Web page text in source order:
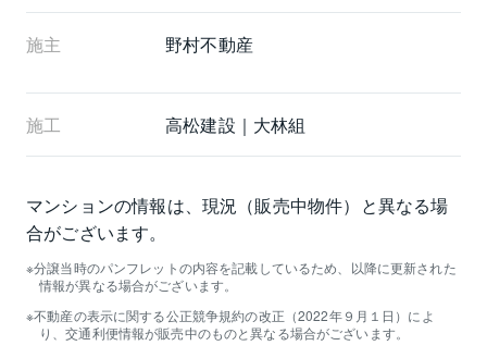
施主 野村不動産
施工 高松建設｜大林組
マンションの情報は、現況（販売中物件）と異なる場
合がございます。
分譲当時のパンフレットの内容を記載しているため、以降に更新された
情報が異なる場合がございます。
不動産の表示に関する公正競争規約の改正（2022年９月１日）によ
り、交通利便情報が販売中のものと異なる場合がございます。